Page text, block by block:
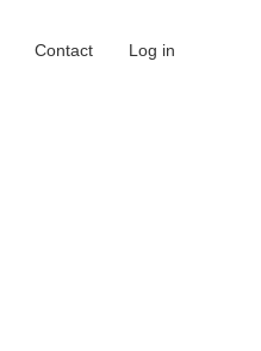
Contact Log in